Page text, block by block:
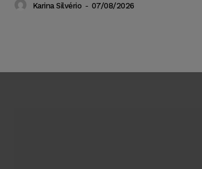
Karina Silvério - 07/08/2026